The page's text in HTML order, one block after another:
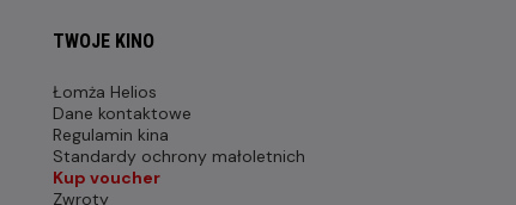
TWOJE KINO
Łomża Helios
Dane kontaktowe
Regulamin kina
Standardy ochrony małoletnich
Kup voucher
Zwroty